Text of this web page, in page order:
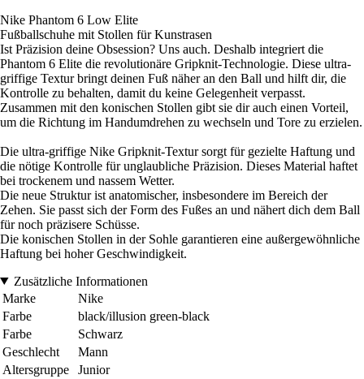
Nike Phantom 6 Low Elite
Fußballschuhe mit Stollen für Kunstrasen
Ist Präzision deine Obsession? Uns auch. Deshalb integriert die
Phantom 6 Elite die revolutionäre Gripknit-Technologie. Diese ultra-
griffige Textur bringt deinen Fuß näher an den Ball und hilft dir, die
Kontrolle zu behalten, damit du keine Gelegenheit verpasst.
Zusammen mit den konischen Stollen gibt sie dir auch einen Vorteil,
um die Richtung im Handumdrehen zu wechseln und Tore zu erzielen.
Die ultra-griffige Nike Gripknit-Textur sorgt für gezielte Haftung und
die nötige Kontrolle für unglaubliche Präzision. Dieses Material haftet
bei trockenem und nassem Wetter.
Die neue Struktur ist anatomischer, insbesondere im Bereich der
Zehen. Sie passt sich der Form des Fußes an und nähert dich dem Ball
für noch präzisere Schüsse.
Die konischen Stollen in der Sohle garantieren eine außergewöhnliche
Haftung bei hoher Geschwindigkeit.
Zusätzliche Informationen
Marke
Nike
Farbe
black/illusion green-black
Farbe
Schwarz
Geschlecht
Mann
Altersgruppe
Junior